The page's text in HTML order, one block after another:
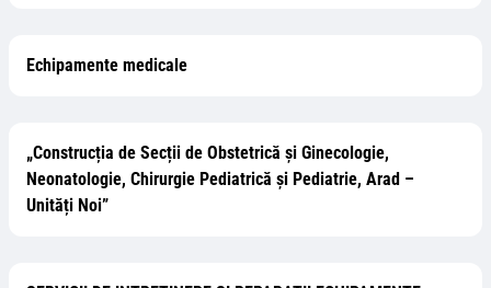
Echipamente medicale
„Construcția de Secții de Obstetrică și Ginecologie,
Neonatologie, Chirurgie Pediatrică și Pediatrie, Arad –
Unități Noi”